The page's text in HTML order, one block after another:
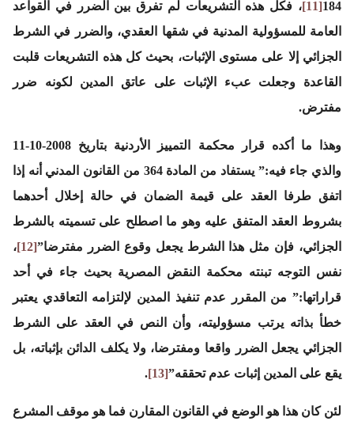
184
[11]
، فكل هذه التشريعات لم تفرق بين الضرر في القواعد
العامة للمسؤولية المدنية في شقها العقدي، والضرر في الشرط
الجزائي إلا على مستوى الإثبات، بحيث كل هذه التشريعات قلبت
القاعدة وجعلت عبء الإثبات على عاتق المدين لكونه ضرر
مفترض.
وهذا ما أكده قرار محكمة التمييز الأردنية بتاريخ 2008-10-11
والذي جاء فيه
:” يستفاد من المادة 364 من القانون المدني أنه إذا
اتفق طرفا العقد على قيمة الضمان في حالة إخلال أحدهما
بشروط العقد المتفق عليه وهو ما اصطلح على تسميته بالشرط
الجزائي، فإن مثل هذا الشرط يجعل وقوع الضرر مفترضا”[12]
،
نفس التوجه تبنته محكمة النقض المصرية بحيث جاء في أحد
قراراتها:” من المقرر عدم تنفيذ المدين لإلتزامه التعاقدي يعتبر
خطأ بذاته يرتب مسؤوليته، وأن النص في العقد على الشرط
الجزائي يجعل الضرر واقعا ومفترضا، ولا يكلف الدائن بإثباته، بل
يقع على المدين إثبات عدم تحققه”[13]
.
لئن كان هذا هو الوضع في القانون المقارن فما هو موقف المشرع